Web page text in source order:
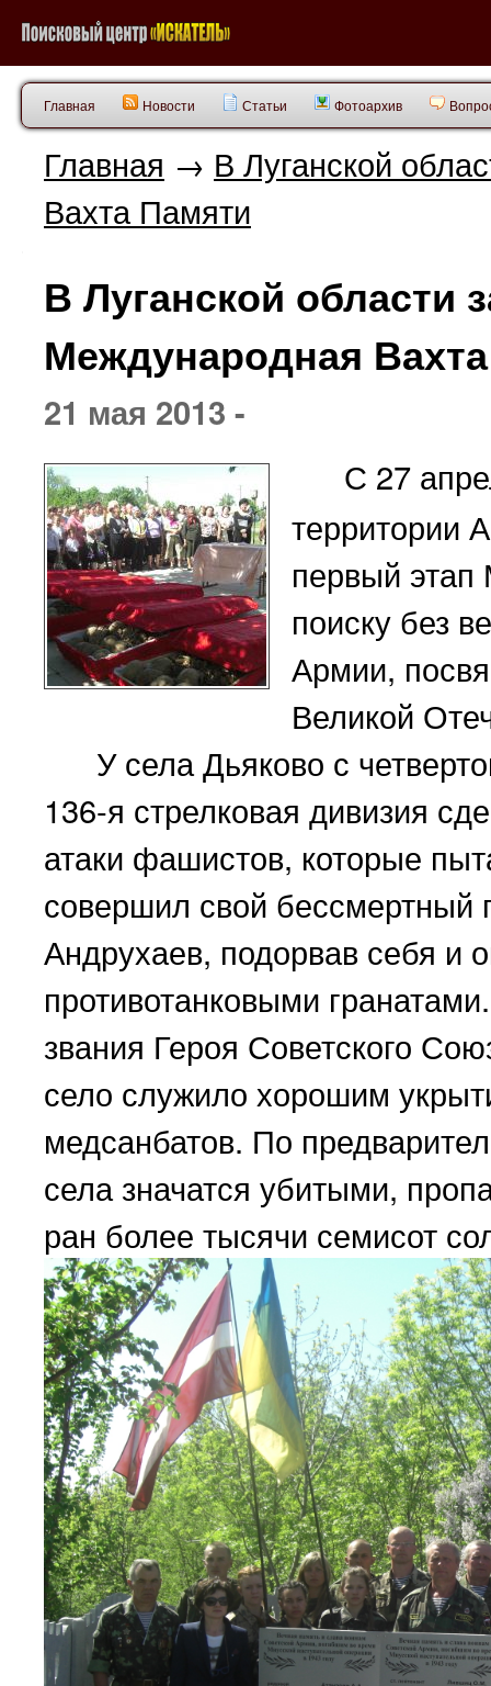
Главная Новости Статьи Фотоархив
Главная → В Луганской
Вахта Памяти
В Луганской области
Международная
21 мая 2013 -
С 27
территории
первый
поиску без
Армии,
Великой
У села Дьяково с
136-я стрелковая дивизия
атаки фашистов, которые
совершил свой бессмертный
Андрухаев, подорвав себя и
противотанковыми
звания Героя Советского
село служило хорошим
медсанбатов. По
села значатся убитыми,
ран более тысячи семисот